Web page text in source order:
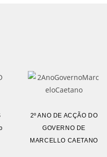
2º ANO DE ACÇÃO DO
GOVERNO DE
MARCELLO CAETANO